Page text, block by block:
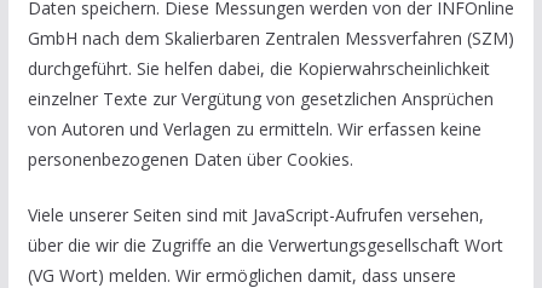
Daten speichern. Diese Messungen werden von der INFOnline
GmbH nach dem Skalierbaren Zentralen Messverfahren (SZM)
durchgeführt. Sie helfen dabei, die Kopierwahrscheinlichkeit
einzelner Texte zur Vergütung von gesetzlichen Ansprüchen
von Autoren und Verlagen zu ermitteln. Wir erfassen keine
personenbezogenen Daten über Cookies.
Viele unserer Seiten sind mit JavaScript-Aufrufen versehen,
über die wir die Zugriffe an die Verwertungsgesellschaft Wort
(VG Wort) melden. Wir ermöglichen damit, dass unsere